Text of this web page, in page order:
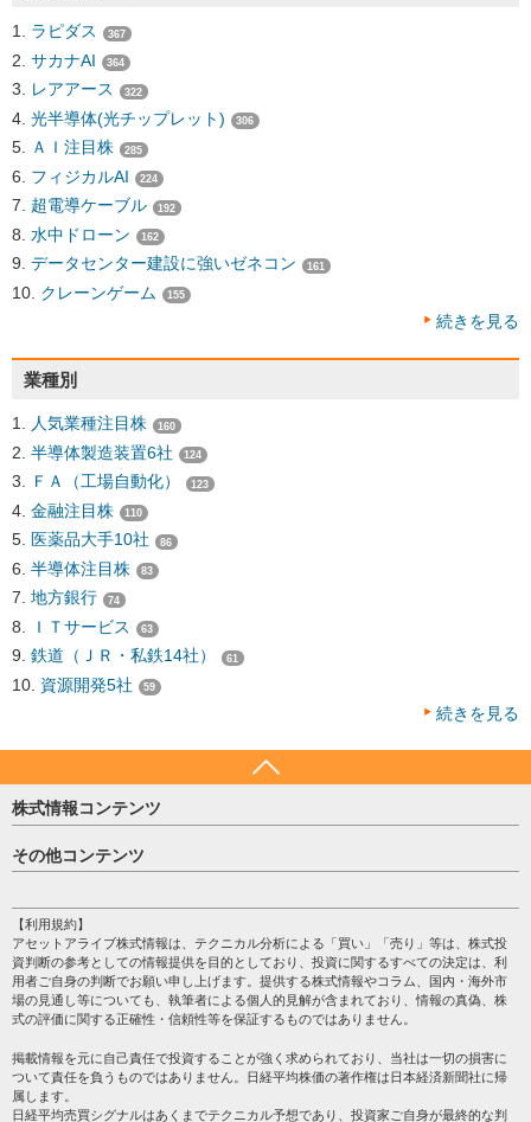
ラピダス 367
サカナAI 364
レアアース 322
光半導体(光チップレット) 306
ＡＩ注目株 285
フィジカルAI 224
超電導ケーブル 192
水中ドローン 162
データセンター建設に強いゼネコン 161
クレーンゲーム 155
続きを見る
業種別
人気業種注目株 160
半導体製造装置6社 124
ＦＡ（工場自動化） 123
金融注目株 110
医薬品大手10社 86
半導体注目株 83
地方銀行 74
ＩＴサービス 63
鉄道（ＪＲ・私鉄14社） 61
資源開発5社 59
続きを見る
株式情報コンテンツ
日経平均
売買シグナル
注目銘柄
株テーマ情報
海外市況
投資カレンダー
格付け情報
その他コンテンツ
個人情報保護方針
プライバシーポリシー
会社案内
サイトマップ
過去データ
【利用規約】
アセットアライブ株式情報は、テクニカル分析による「買い」「売り」等は、株式投
資判断の参考としての情報提供を目的としており、投資に関するすべての決定は、利
用者ご自身の判断でお願い申し上げます。提供する株式情報やコラム、国内・海外市
場の見通し等についても、執筆者による個人的見解が含まれており、情報の真偽、株
式の評価に関する正確性・信頼性等を保証するものではありません。
掲載情報を元に自己責任で投資することが強く求められており、当社は一切の損害に
ついて責任を負うものではありません。日経平均株価の著作権は日本経済新聞社に帰
属します。
日経平均売買シグナルはあくまでテクニカル予想であり、投資家ご自身が最終的な判